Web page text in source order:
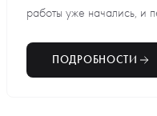
работы уже начались, и
ПОДРОБНОСТИ